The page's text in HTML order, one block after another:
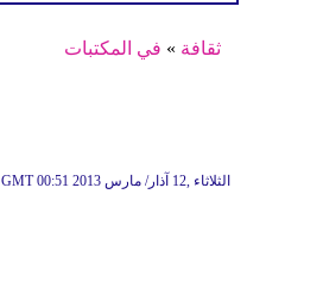
ثقافة » في المكتبات
GMT 00:51 2013 الثلاثاء ,12 آذار/ مارس